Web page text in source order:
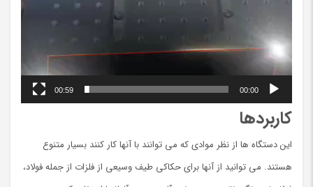
00:00
00:59
کاربردها
این دستگاه ها از نظر موادی که می توانند با آنها کار کنند بسیار متنوع
هستند. می توانید از آنها برای حکاکی طیف وسیعی از فلزات از جمله فولاد،